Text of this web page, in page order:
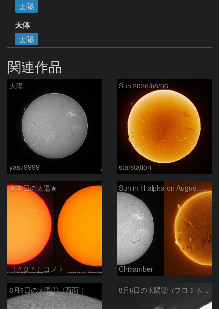
太陽
天体
太陽
関連作品
太陽
yasu9999
Sun 2026/08/06
starstation
★本日の太陽★
（＾０＾）コメト
Sun in H-alpha on August 6, 2026
Chibamber
8月6日の太陽①（西面 ） 8月6日の太陽②（プロミネン北東縁 ）